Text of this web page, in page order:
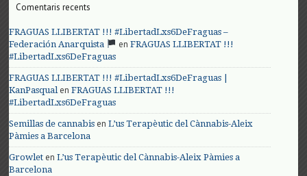
Comentaris recents
FRAGUAS LLIBERTAT !!! #LibertadLxs6DeFraguas –
Federación Anarquista
enFRAGUAS LLIBERTAT !!!
#LibertadLxs6DeFraguas
FRAGUAS LLIBERTAT !!! #LibertadLxs6DeFraguas |
KanPasqualenFRAGUAS LLIBERTAT !!!
#LibertadLxs6DeFraguas
Semillas de cannabis enL’us Terapèutic del Cànnabis-Aleix
Pàmies a Barcelona
Growlet enL’us Terapèutic del Cànnabis-Aleix Pàmies a
Barcelona